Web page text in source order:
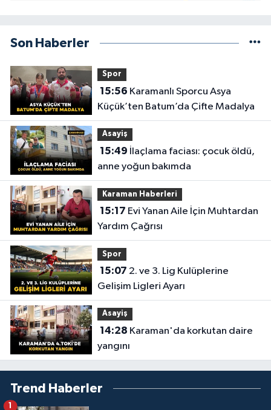
Son Haberler
Spor
15:56
Küçük’ten Batum’da Çifte Madalya
Asayiş
15:49
anne yoğun bakımda
Karaman Haberleri
15:17
Yardım Çağrısı
Spor
15:07
Gelişim Ligleri Ayarı
Asayiş
14:28
yangını
Trend Haberler
1